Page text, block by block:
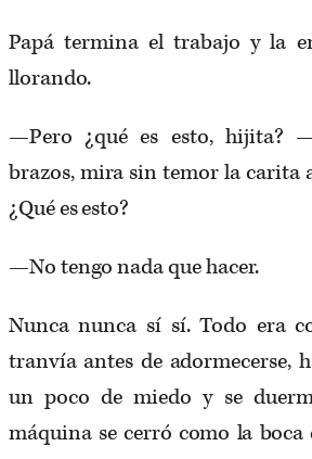
Papá termina el trabajo y la
llorando.
—Pero ¿qué es esto, hijita?
brazos, mira sin temor la
¿Qué es esto?
—No tengo nada que hacer.
Nunca nunca sí sí. Todo era
tranvía antes de adormecerse,
un poco de miedo y se
máquina se cerró como la boca